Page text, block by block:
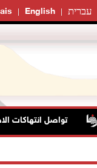
English עברית
تواصل انتهاكات